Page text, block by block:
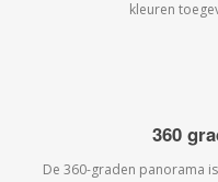
kleuren
360
De 360-graden panorama